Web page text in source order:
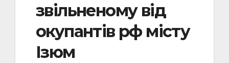
звільненому від
окупантів рф місту
Ізюм